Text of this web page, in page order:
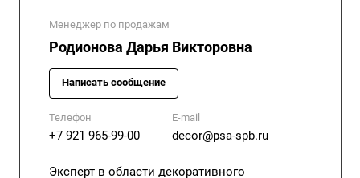
Менеджер по продажам
Родионова Дарья Викторовна
Написать сообщение
Телефон
+7 921 965-99-00
E-mail
decor@psa-spb.ru
Эксперт в области декоративного